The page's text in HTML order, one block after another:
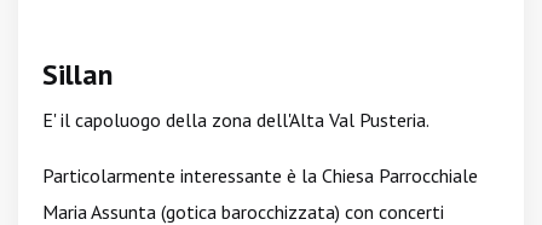
Sillan
E' il capoluogo della zona dell'Alta Val Pusteria.
Particolarmente interessante è la Chiesa Parrocchiale
Maria Assunta (gotica barocchizzata) con concerti